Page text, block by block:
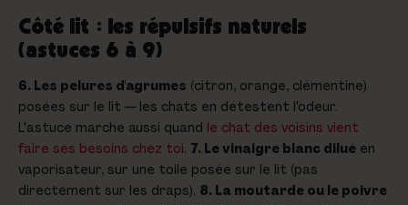
Côté lit : les répulsifs naturels
(astuces 6 à 9)
6. Les pelures d'agrumes (citron, orange, clémentine)
posées sur le lit — les chats en détestent l'odeur.
L'astuce marche aussi quand le chat des voisins vient
faire ses besoins chez toi. 7. Le vinaigre blanc dilué en
vaporisateur, sur une toile posée sur le lit (pas
directement sur les draps). 8. La moutarde ou le poivre